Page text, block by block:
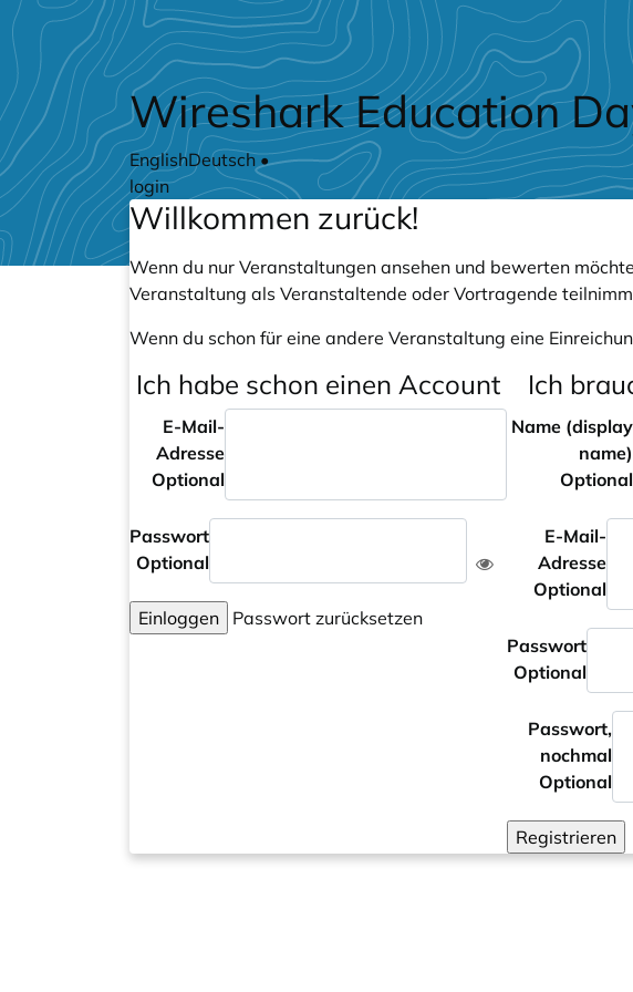
Zum Hauptteil springen
Wireshark Education
EnglishDeutsch•
login
Willkommen zurück!
Wenn du nur Veranstaltungen ansehen und bewerten
Veranstaltung als Veranstaltende oder Vortragende
Wenn du schon für eine andere Veranstaltung eine
Ich habe schon einen Account
E-Mail-
Adresse
Optional
Passwort
Optional
Einloggen Passwort zurücksetzen
Ich
Name (display
name)
Optional
E-Mail-
Adresse
Optional
Passwort
Optional
Passwort,
nochmal
Optional
Registrieren